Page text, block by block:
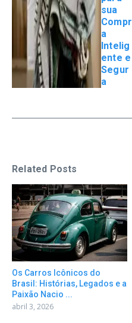
sua
Compr
a
Intelig
ente e
Segur
a
Related Posts
Os Carros Icônicos do
Brasil: Histórias, Legados e a
Paixão Nacio ...
abril 3, 2026